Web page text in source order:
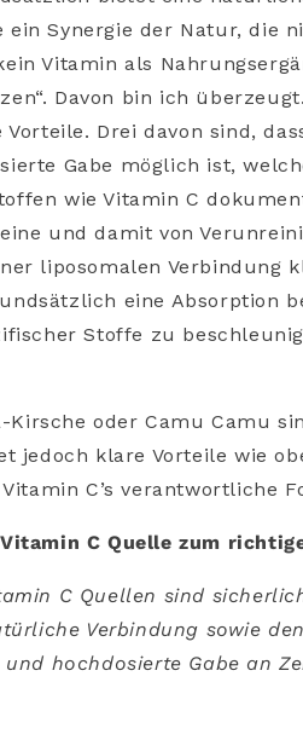
ein Synergie der Natur, die
Vitamin als
Davon bin ich
Drei davon sind,
Gabe möglich ist,
wie Vitamin C
und damit von
liposomalen Verbindung
eine Absorption
Stoffe zu
Kirsche oder Camu Camu
jedoch klare Vorteile wie
C’s verantwortliche
C Quelle zum
C Quellen sind
Verbindung sowie
hochdosierte Gabe an